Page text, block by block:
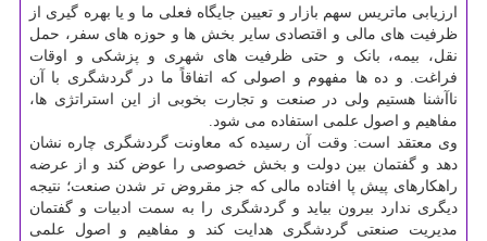
ارزیابی ماتریس سهم بازار و تعیین جایگاه فعلی ما و یا بهره گیری از
ظرفیت های مالی و اقتصادی سایر بخش ها و حوزه های سفر، حمل
نقل، بیمه، بانک و حتی ظرفیت های شهری و پزشکی و اوقات
فراغت. و ده ها مفهوم و اصولی که اتفاقاً ما در گردشگری با آن
ناآشنا هستیم ولی در صنعت و تجارت بخوبی از این استراتژی ها،
مفاهیم و اصول علمی استفاده می شود.
وی معتقد است: وقت آن رسیده که معاونت گردشگری چاره نشان
دهد و گفتمان بین دولت و بخش خصوصی را عوض کند و از عرضه
راهکارهای پیش پا افتاده مالی که جز مقروض تر شدن صنعت؛ نتیجه
دیگری ندارد بیرون بیاید و گردشگری را به سمت ادبیات و گفتمان
مدیریت صنعتی گردشگری هدایت کند و مفاهیم و اصول علمی